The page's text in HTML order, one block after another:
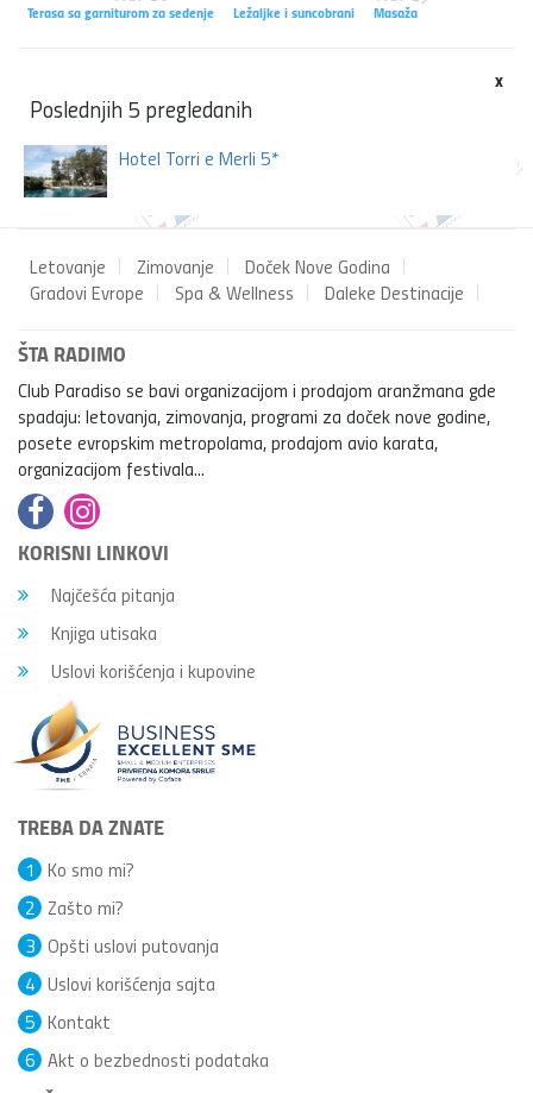
Terasa sa garniturom za sedenje Ležaljke i suncobrani Masaža
x
Poslednjih 5 pregledanih
Hotel Torri e Merli 5*
Letovanje Zimovanje
Doček Nove Godina
Gradovi Evrope
Spa & Wellness Daleke Destinacije
ŠTA RADIMO
Club Paradiso se bavi organizacijom i prodajom aranžmana gde
spadaju: letovanja, zimovanja, programi za doček nove godine,
posete evropskim metropolama, prodajom avio karata,
organizacijom festivala...
KORISNI LINKOVI
Najčešća pitanja
Knjiga utisaka
Uslovi korišćenja i kupovine
TREBA DA ZNATE
Ko smo mi?
1
Zašto mi?
2
Opšti uslovi putovanja
3
Uslovi korišćenja sajta
4
Kontakt
5
Akt o bezbednosti podataka
6